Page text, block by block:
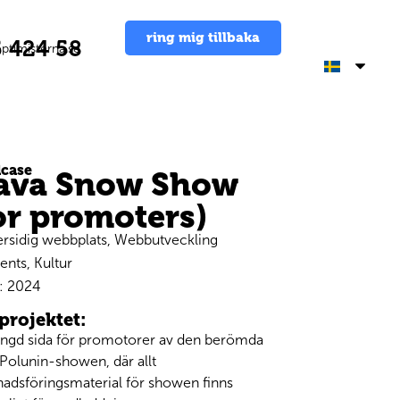
424 58 ring mig tillbaka
Snow Show
promoters)
webbplats ,Webbutveckling
Kultur
2024
sida för promotorer av den berömda
Polunin-showen, där allt
för showen finns